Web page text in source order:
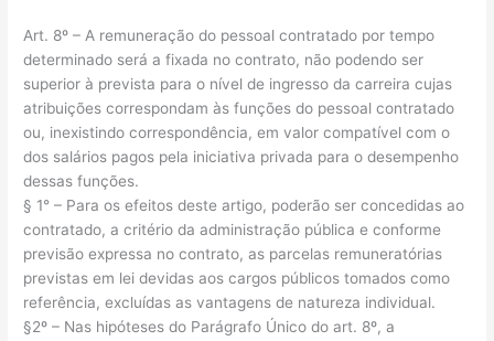
Art. 8º – A remuneração do pessoal contratado por tempo
determinado será a fixada no contrato, não podendo ser
superior à prevista para o nível de ingresso da carreira cujas
atribuições correspondam às funções do pessoal contratado
ou, inexistindo correspondência, em valor compatível com o
dos salários pagos pela iniciativa privada para o desempenho
dessas funções.
§ 1° – Para os efeitos deste artigo, poderão ser concedidas ao
contratado, a critério da administração pública e conforme
previsão expressa no contrato, as parcelas remuneratórias
previstas em lei devidas aos cargos públicos tomados como
referência, excluídas as vantagens de natureza individual.
§2º – Nas hipóteses do Parágrafo Único do art. 8º, a